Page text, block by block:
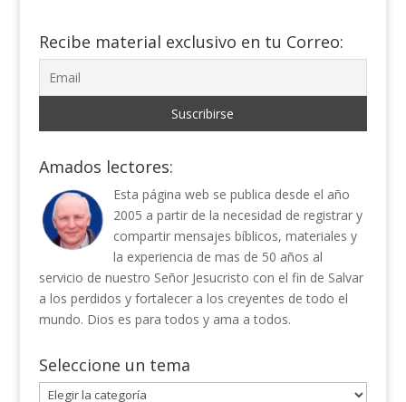
Recibe material exclusivo en tu Correo:
Amados lectores:
Esta página web se publica desde el año
2005 a partir de la necesidad de registrar y
compartir mensajes bíblicos, materiales y
la experiencia de mas de 50 años al
servicio de nuestro Señor Jesucristo con el fin de Salvar
a los perdidos y fortalecer a los creyentes de todo el
mundo. Dios es para todos y ama a todos.
Seleccione un tema
Seleccione